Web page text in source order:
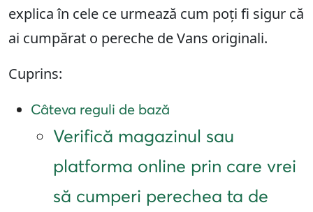
explica în cele ce urmează cum poți fi sigur că
ai cumpărat o pereche de Vans originali.
Cuprins:
Câteva reguli de bază
Verifică magazinul sau
platforma online prin care vrei
să cumperi perechea ta de